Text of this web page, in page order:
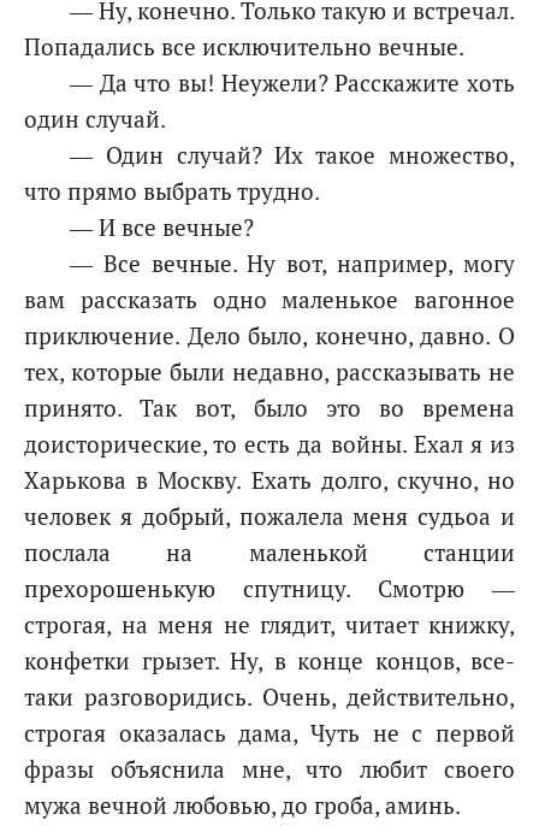
— Ну, конечно. Только такую и встречал.
Попадались все исключительно вечные.
— Да что вы! Неужели? Расскажите хоть
один случай.
— Один случай? Их такое множество,
что прямо выбрать трудно.
— И все вечные?
— Все вечные. Ну вот, например, могу
вам рассказать одно маленькое вагонное
приключение. Дело было, конечно, давно. О
тех, которые были недавно, рассказывать не
принято. Так вот, было это во времена
доисторические, то есть да войны. Ехал я из
Харькова в Москву. Ехать долго, скучно, но
человек я добрый, пожалела меня судьоа и
послала на маленькой станции
прехорошенькую спутницу. Смотрю —
строгая, на меня не глядит, читает книжку,
конфетки грызет. Ну, в конце концов, все-
таки разговоридись. Очень, действительно,
строгая оказалась дама, Чуть не с первой
фразы объяснила мне, что любит своего
мужа вечной любовью, до гроба, аминь.